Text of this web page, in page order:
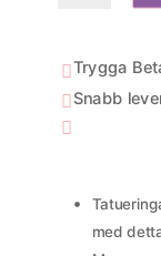
Trygga
Snabb

med